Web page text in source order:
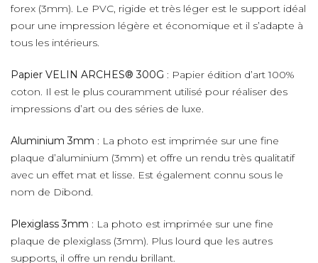
forex (3mm). Le PVC, rigide et très léger est le support idéal
pour une impression légère et économique et il s’adapte à
tous les intérieurs.
Papier VELIN ARCHES® 300G : Papier édition d’art 100%
coton. Il est le plus couramment utilisé pour réaliser des
impressions d’art ou des séries de luxe.
Aluminium 3mm : La photo est imprimée sur une fine
plaque d’aluminium (3mm) et offre un rendu très qualitatif
avec un effet mat et lisse. Est également connu sous le
nom de Dibond.
Plexiglass 3mm : La photo est imprimée sur une fine
plaque de plexiglass (3mm). Plus lourd que les autres
supports, il offre un rendu brillant.